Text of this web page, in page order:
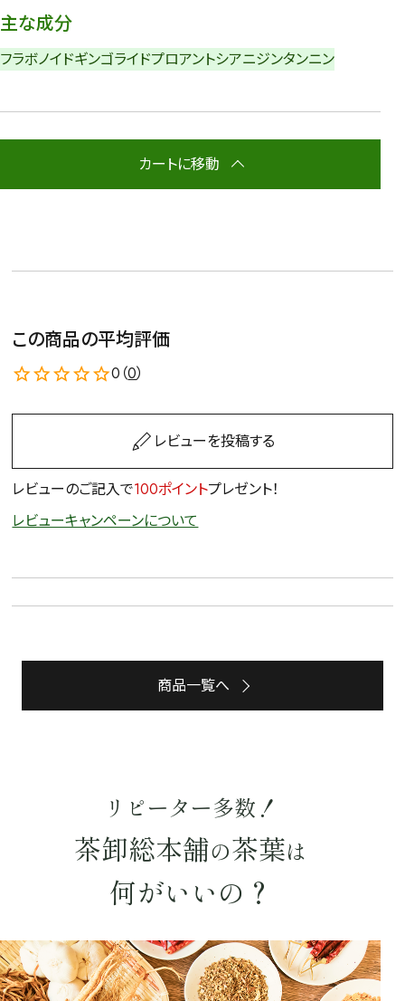
主な成分
フラボノイドギンゴライドプロアントシアニジンタンニン
カートに移動
この商品の平均評価
0（0）
レビューを投稿する
レビューのご記入で100ポイントプレゼント！
レビューキャンペーンについて
商品一覧へ
リピーター多数！
茶卸総本舗の茶葉は
何がいいの？